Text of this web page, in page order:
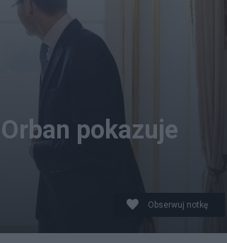
pokazuje
Obserwuj notkę